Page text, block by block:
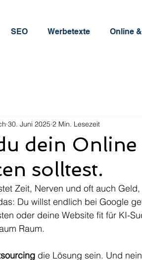
SEO Werbetexte Online
dein
solltest.
30. Juni 2025 2 Min. Lesezeit
Zeit, Nerven und oft auch
Du willst endlich bei Google
oder deine Website fit für KI-
Raum.
die Lösung sein. Und